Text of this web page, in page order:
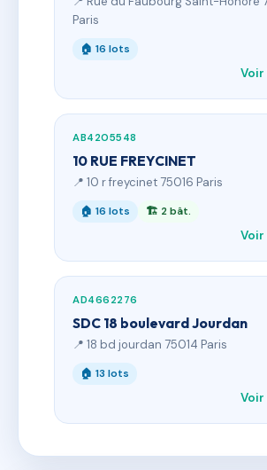
Paris
🏠 16 lots
Voir
AB4205548
10 RUE FREYCINET
📍 10 r freycinet 75016 Paris
🏠 16 lots 🏗 2 bât.
Voir
AD4662276
SDC 18 boulevard Jourdan
📍 18 bd jourdan 75014 Paris
🏠 13 lots
Voir